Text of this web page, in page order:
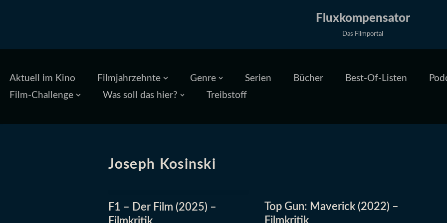
springen
Fluxkompensator
Das Filmportal
Aktuell im Kino Filmjahrzehnte Genre Serien Bücher Best-Of-Listen
Film-Challenge
Was soll das hier? Treibstoff
Joseph Kosinski
F1 – Der Film (2025) –
Top Gun: Maverick (2022) –
Filmkritik